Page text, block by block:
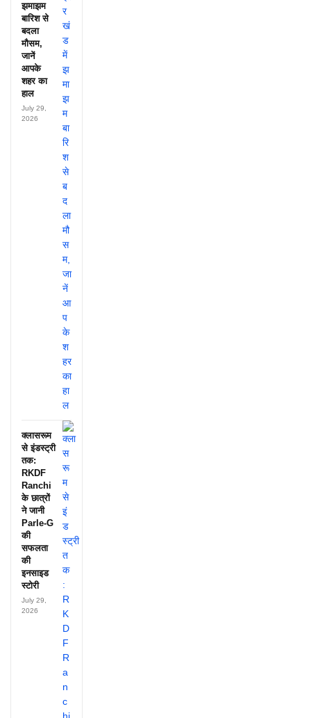
झमाझम
बारिश से
बदला
मौसम,
जानें
आपके
शहर का
हाल
July 29,
2026
क्लासरूम
से इंडस्ट्री
तक:
RKDF
Ranchi
के छात्रों
ने जानी
Parle-G
की
सफलता
की
इनसाइड
स्टोरी
July 29,
2026